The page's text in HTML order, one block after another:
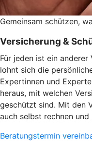
Gemeinsam schützen,
Versicherung &
Für jeden ist ein
lohnt sich die
Expertinnen und
heraus, mit welchen
geschützt sind. Mit den
auch selbst rechnen
Beratungstermin